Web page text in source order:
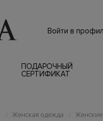
Войти в
ПОДАРОЧНЫЙ
СЕРТИФИКАТ
/ Женская одежда /